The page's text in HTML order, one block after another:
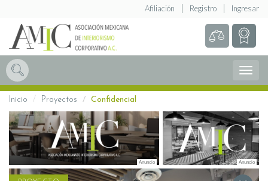
Ingresar
Registro
Afiliación
Menú
Inicio Proyectos Confidencial